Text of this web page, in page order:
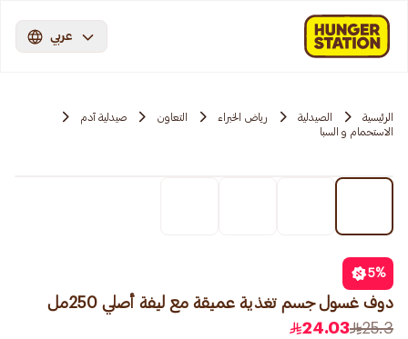
عربي
الرئيسية الصيدلية رياض الخبراء التعاون
صيدلية آدم
الاستحمام و السبا
5%
دوف غسول جسم تغذية عميقة مع ليفة أصلي 250مل
25.3
24.03